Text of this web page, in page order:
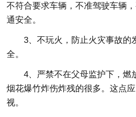
不符合要求车辆，不准驾驶车辆
通安全。
3、不玩火，防止火灾事故的
全。
4、严禁不在父母监护下，燃
烟花爆竹炸伤炸残的很多。这点
视。